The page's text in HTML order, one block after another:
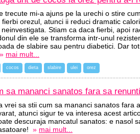
trecute mi-a ajuns pe la urechi o stire
fierbi orezul, atunci ii reduci dramatic
Stiam ca daca fierbi, apoi
din ele se transforma intr-unul
de slabire sau pentru diabetici. Dar
» mai mult...
cocos dieta slabire ulei orez
sa mananci sanatos fara sa
vrei sa stii cum sa mananci sanatos fara
atunci sigur te va interesa acest
descuraja mancatul sanatos: e nasol
» mai mult...